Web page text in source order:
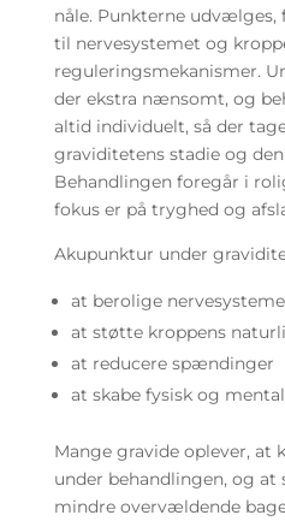
nåle. Punkterne udvælges,
til nervesystemet og
reguleringsmekanismer.
der ekstra nænsomt, og
altid individuelt, så der
graviditetens stadie og
Behandlingen foregår i
fokus er på tryghed og
Akupunktur under
at berolige
at støtte kroppens
at reducere spændinger
at skabe fysisk og
Mange gravide oplever, at
under behandlingen, og
mindre overvældende